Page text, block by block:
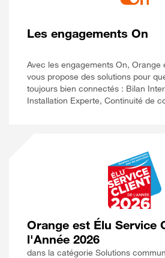
Les engagements On
Avec les engagements On, Orange
vous propose des solutions pour
toujours bien connectés : Bilan
Installation Experte, Continuité de
Orange est Élu Service
l'Année 2026
dans la catégorie Solutions